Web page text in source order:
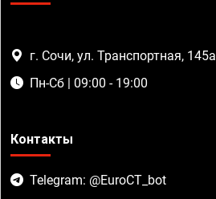
г. Сочи, ул. Транспортная, 145а
Пн-Сб | 09:00 - 19:00
Контакты
Telegram: @EuroCT_bot